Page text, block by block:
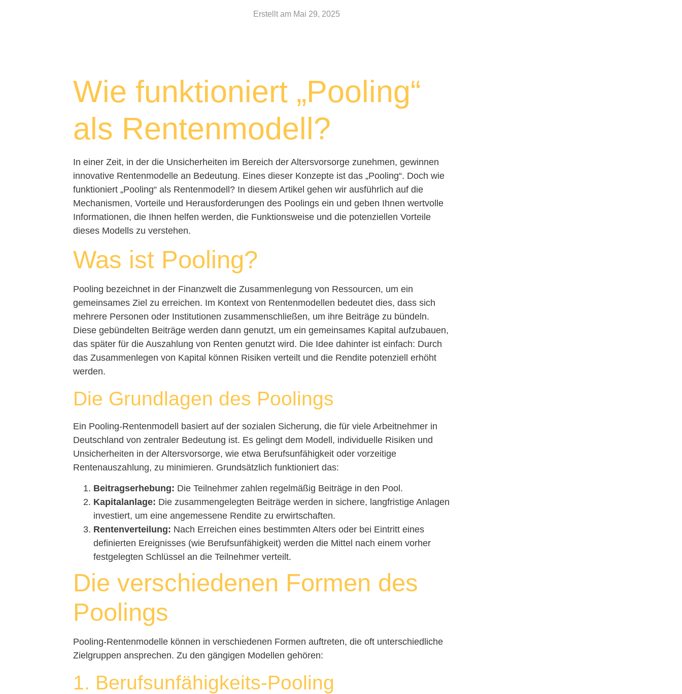
Erstellt am Mai 29, 2025
Wie funktioniert „Pooling“
als Rentenmodell?
In einer Zeit, in der die Unsicherheiten im Bereich der Altersvorsorge zunehmen, gewinnen
innovative Rentenmodelle an Bedeutung. Eines dieser Konzepte ist das „Pooling“. Doch wie
funktioniert „Pooling“ als Rentenmodell? In diesem Artikel gehen wir ausführlich auf die
Mechanismen, Vorteile und Herausforderungen des Poolings ein und geben Ihnen wertvolle
Informationen, die Ihnen helfen werden, die Funktionsweise und die potenziellen Vorteile
dieses Modells zu verstehen.
Was ist Pooling?
Pooling bezeichnet in der Finanzwelt die Zusammenlegung von Ressourcen, um ein
gemeinsames Ziel zu erreichen. Im Kontext von Rentenmodellen bedeutet dies, dass sich
mehrere Personen oder Institutionen zusammenschließen, um ihre Beiträge zu bündeln.
Diese gebündelten Beiträge werden dann genutzt, um ein gemeinsames Kapital aufzubauen,
das später für die Auszahlung von Renten genutzt wird. Die Idee dahinter ist einfach: Durch
das Zusammenlegen von Kapital können Risiken verteilt und die Rendite potenziell erhöht
werden.
Die Grundlagen des Poolings
Ein Pooling-Rentenmodell basiert auf der sozialen Sicherung, die für viele Arbeitnehmer in
Deutschland von zentraler Bedeutung ist. Es gelingt dem Modell, individuelle Risiken und
Unsicherheiten in der Altersvorsorge, wie etwa Berufsunfähigkeit oder vorzeitige
Rentenauszahlung, zu minimieren. Grundsätzlich funktioniert das:
Beitragserhebung: Die Teilnehmer zahlen regelmäßig Beiträge in den Pool.
Kapitalanlage: Die zusammengelegten Beiträge werden in sichere, langfristige Anlagen
investiert, um eine angemessene Rendite zu erwirtschaften.
Rentenverteilung: Nach Erreichen eines bestimmten Alters oder bei Eintritt eines
definierten Ereignisses (wie Berufsunfähigkeit) werden die Mittel nach einem vorher
festgelegten Schlüssel an die Teilnehmer verteilt.
Die verschiedenen Formen des
Poolings
Pooling-Rentenmodelle können in verschiedenen Formen auftreten, die oft unterschiedliche
Zielgruppen ansprechen. Zu den gängigen Modellen gehören:
1. Berufsunfähigkeits-Pooling